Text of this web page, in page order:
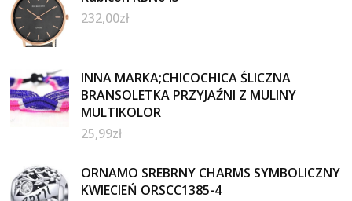
232,00zł
INNA MARKA;CHICOCHICA ŚLICZNA
BRANSOLETKA PRZYJAŹNI Z MULINY
MULTIKOLOR
25,99zł
ORNAMO SREBRNY CHARMS SYMBOLICZNY
KWIECIEŃ ORSCC1385-4